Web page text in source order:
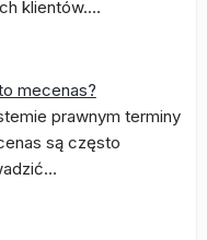
klientów.…
mecenas?
prawnym terminy
są często